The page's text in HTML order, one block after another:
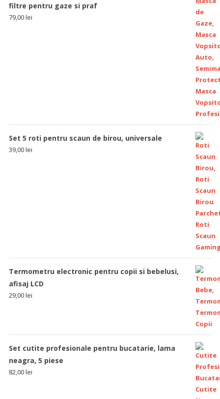
filtre pentru gaze si praf
79,00lei
Set 5 roti pentru scaun de birou, universale
39,00lei
Termometru electronic pentru copii si bebelusi,
afisaj LCD
29,00lei
Set cutite profesionale pentru bucatarie, lama
neagra, 5 piese
82,00lei